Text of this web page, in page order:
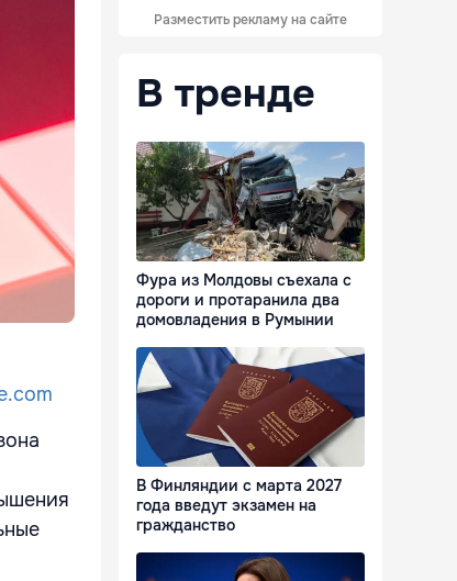
Разместить рекламу на сайте
В тренде
Фура из Молдовы съехала с
дороги и протаранила два
домовладения в Румынии
В Финляндии с марта 2027
года введут экзамен на
гражданство